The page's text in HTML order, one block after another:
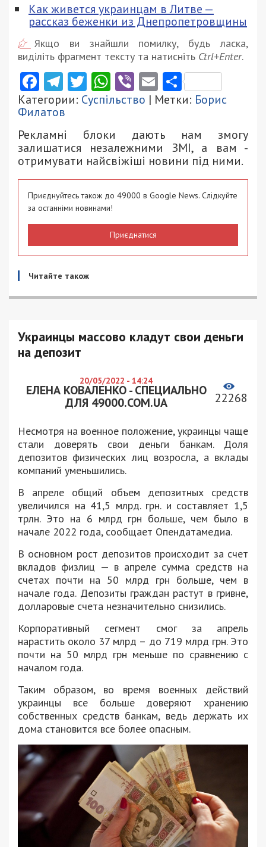
Как живется украинцам в Литве —
рассказ беженки из Днепропетровщины
Якщо ви знайшли помилку, будь ласка,
виділіть фрагмент тексту та натисніть Ctrl+Enter.
Facebook
Telegram
Twitter
WhatsApp
ViberEmail
Категории: Суспільство | Метки: Борис
Филатов
Рекламні блоки дають нам змогу
залишатися незалежними ЗМІ, а вам -
отримувати найсвіжіші новини під ними.
Приєднуйтесь також до 49000 в Google News. Слідкуйте
за останніми новинами!
Приєднатися
Читайте також
Украинцы массово кладут свои деньги
на депозит
20/05/2022 - 14:24
ЕЛЕНА КОВАЛЕНКО - СПЕЦИАЛЬНО
ДЛЯ 49000.COM.UA
22268
Несмотря на военное положение, украинцы чаще
стали доверять свои деньги банкам. Доля
депозитов физических лиц возросла, а вклады
компаний уменьшились.
В апреле общий объем депозитных средств
увеличился на 41,5 млрд. грн. и составляет 1,5
трлн. Это на 6 млрд грн больше, чем было в
начале 2022 года, сообщает Опендатамедиа.
В основном рост депозитов происходит за счет
вкладов физлиц — в апреле сумма средств на
счетах почти на 50 млрд грн больше, чем в
начале года. Депозиты граждан растут в гривне,
долларовые счета незначительно снизились.
Корпоративный сегмент смог за апрель
нарастить около 37 млрд – до 719 млрд грн. Это
почти на 50 млрд грн меньше по сравнению с
началом года.
Таким образом, во время военных действий
украинцы все больше доверяют хранению
собственных средств банкам, ведь держать их
дома становится все более опасным.